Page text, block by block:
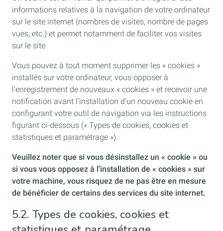
informations relatives à la navigation de votre ordinateur
sur le site internet (nombres de visites, nombre de pages
vues, etc.) et permet notamment de faciliter vos visites
sur le site.
Vous pouvez à tout moment supprimer les « cookies »
installés sur votre ordinateur, vous opposer à
l'enregistrement de nouveaux « cookies » et recevoir une
notification avant l’installation d’un nouveau cookie en
configurant votre outil de navigation via les instructions
figurant ci-dessous (« Types de cookies, cookies et
statistiques et paramétrage »).
Veuillez noter que si vous désinstallez un « cookie » ou
si vous vous opposez à l’installation de « cookies » sur
votre machine, vous risquez de ne pas être en mesure
de bénéficier de certains des services du site internet.
5.2. Types de cookies, cookies et